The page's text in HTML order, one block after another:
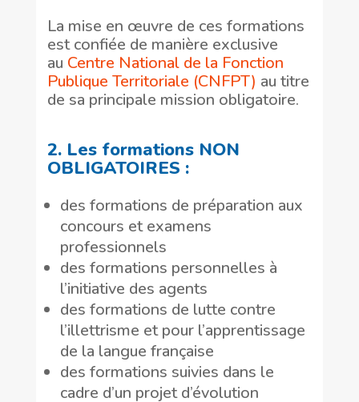
La mise en œuvre de ces formations
est confiée de manière exclusive
au Centre National de la Fonction
Publique Territoriale (CNFPT) au titre
de sa principale mission obligatoire.
2. Les formations NON
OBLIGATOIRES :
des formations de préparation aux
concours et examens
professionnels
des formations personnelles à
l’initiative des agents
des formations de lutte contre
l’illettrisme et pour l’apprentissage
de la langue française
des formations suivies dans le
cadre d’un projet d’évolution